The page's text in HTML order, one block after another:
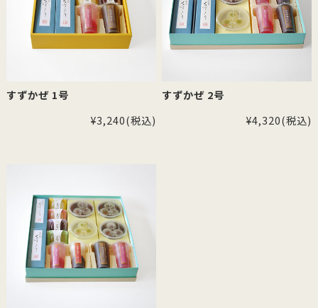
すずかぜ 1号
¥3,240(税込)
すずかぜ 2号
¥4,320(税込)